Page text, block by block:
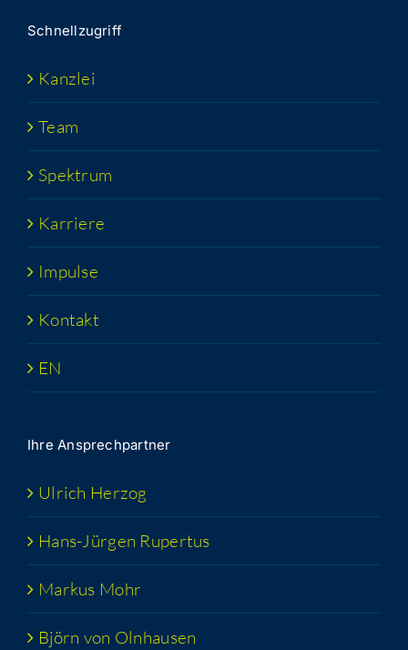
Schnell­zu­griff
Kanz­lei
Team
Spek­trum
Kar­rie­re
Impul­se
Kon­takt
EN
Ihre Ansprech­part­ner
Ulrich Her­zog
Hans-Jür­­gen Rupertus
Mar­kus Mohr
Björn von Olnhausen